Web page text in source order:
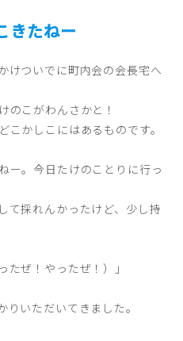
きたねー
けついでに町内会の会長宅へ
のこがわんさかと！
こかしこにはあるものです。
ー。今日たけのことりに行っ
て採れんかったけど、少し持
たぜ！やったぜ！）」
いただいてきました。